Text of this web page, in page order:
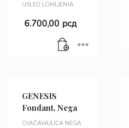
USLED LOMLJENJA
6.700,00 рсд
GENESIS
Fondant, Nega
OJAČAVAJUĆA NEGA